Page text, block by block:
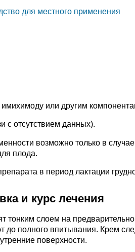
для местного применения
или другим
с отсутствием данных).
возможно только в
плода.
в период лактации
и курс лечения
тонким слоем на
до полного впитывания. Крем
поверхности.